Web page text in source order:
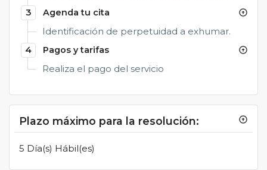
3
Agenda tu cita arrow_circle_up
Identificación de perpetuidad a exhumar.
4
Pagos y tarifas arrow_circle_up
Realiza el pago del servicio
Plazo máximo para la resolución: arrow_circle_up
5 Día(s) Hábil(es)